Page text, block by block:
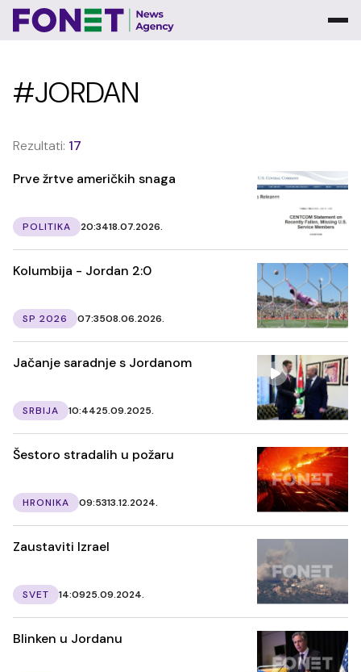
#JORDAN
Rezultati: 17
Prve žrtve američkih snaga
POLITIKA 20:3418.07.2026.
Kolumbija - Jordan 2:0
SP 2026 07:3508.06.2026.
Jačanje saradnje s Jordanom
SRBIJA 10:4425.09.2025.
Šestoro stradalih u požaru
HRONIKA 09:5313.12.2024.
Zaustaviti Izrael
SVET 14:0925.09.2024.
Blinken u Jordanu